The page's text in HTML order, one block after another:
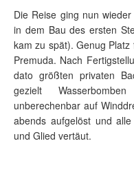
Die Reise ging nun
in dem Bau des ersten
kam zu spät). Genug
Premuda. Nach
dato größten privaten
gezielt
unberechenbar auf
abends aufgelöst und
und Glied vertäut.